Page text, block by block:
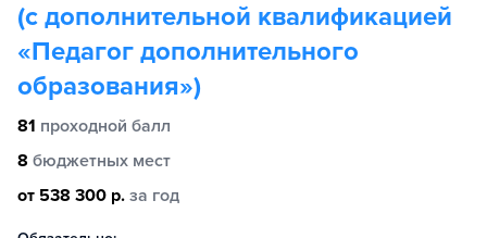
(с дополнительной квалификацией
«Педагог дополнительного
образования»)
81 проходной балл
8 бюджетных мест
от 538 300 р. за год